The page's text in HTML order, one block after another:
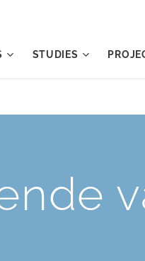
STUDIES